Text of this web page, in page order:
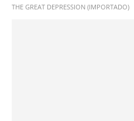
THE GREAT DEPRESSION (IMPORTADO)